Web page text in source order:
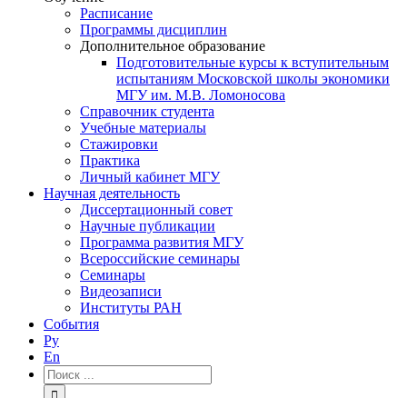
Расписание
Программы дисциплин
Дополнительное образование
Подготовительные курсы к вступительным
испытаниям Московской школы экономики
МГУ им. М.В. Ломоносова
Справочник студента
Учебные материалы
Стажировки
Практика
Личный кабинет МГУ
Научная деятельность
Диссертационный совет
Научные публикации
Программа развития МГУ
Всероссийские семинары
Семинары
Видеозаписи
Институты РАН
События
Ру
En
Результат
поиска: